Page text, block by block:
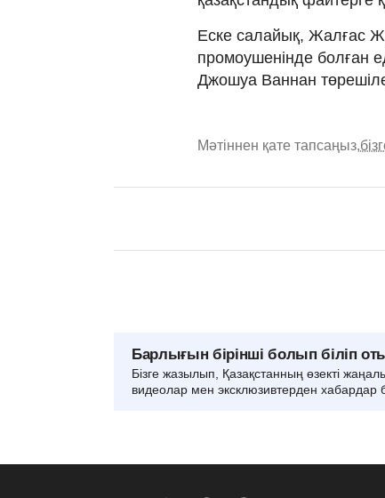
Еске салайық, Жалғас
промоушенінде болған
Джошуа Ваннан
Мәтіннен қате тапсаңыз,
Барлығын бірінші болып біліп
Бізге жазылып, Қазақстанның өзекті
видеолар мен эксклюзивтерден хабардар